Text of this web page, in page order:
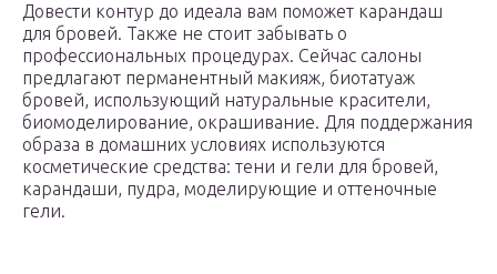
Довести контур до идеала вам поможет карандаш
для бровей. Также не стоит забывать о
профессиональных процедурах. Сейчас салоны
предлагают перманентный макияж, биотатуаж
бровей, использующий натуральные красители,
биомоделирование, окрашивание. Для поддержания
образа в домашних условиях используются
косметические средства: тени и гели для бровей,
карандаши, пудра, моделирующие и оттеночные
гели.